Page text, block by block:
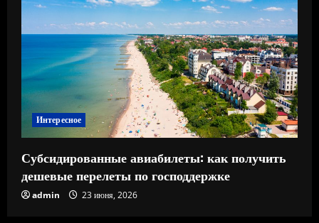
Интересное
Субсидированные авиабилеты: как получить
дешевые перелеты по господдержке
admin 23 июня, 2026